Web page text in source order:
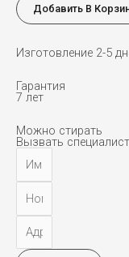
Жалюзи
Добавить В
Изготовление 2-5
Гарантия
7 лет
Можно стирать
Вызвать